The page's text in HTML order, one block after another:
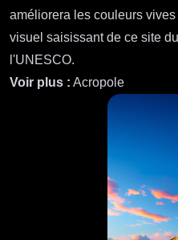
améliorera les couleurs
visuel saisissant de ce site
l'UNESCO.
Voir plus : Acropole